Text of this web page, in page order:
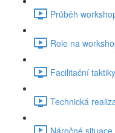
Průběh
Role na
Facilitační
Technická
Náročné